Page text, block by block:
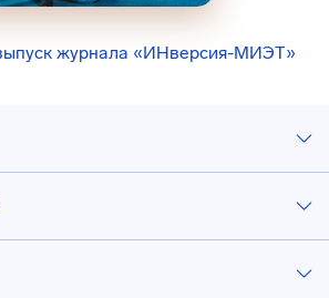
журнала «ИНверсия-МИЭТ»